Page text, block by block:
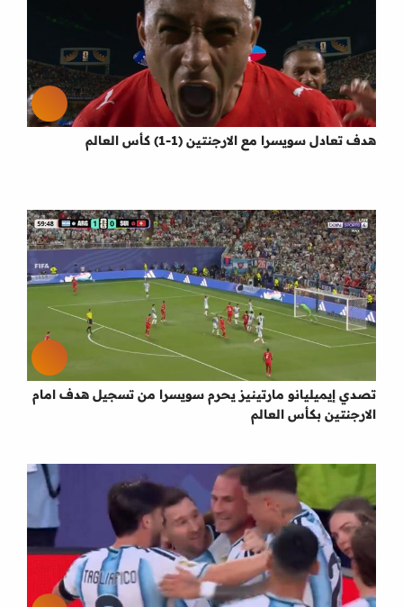
هدف تعادل سويسرا مع الارجنتين (1-1) كأس العالم
تصدي إيميليانو مارتينيز يحرم سويسرا من تسجيل هدف امام
الارجنتين بكأس العالم